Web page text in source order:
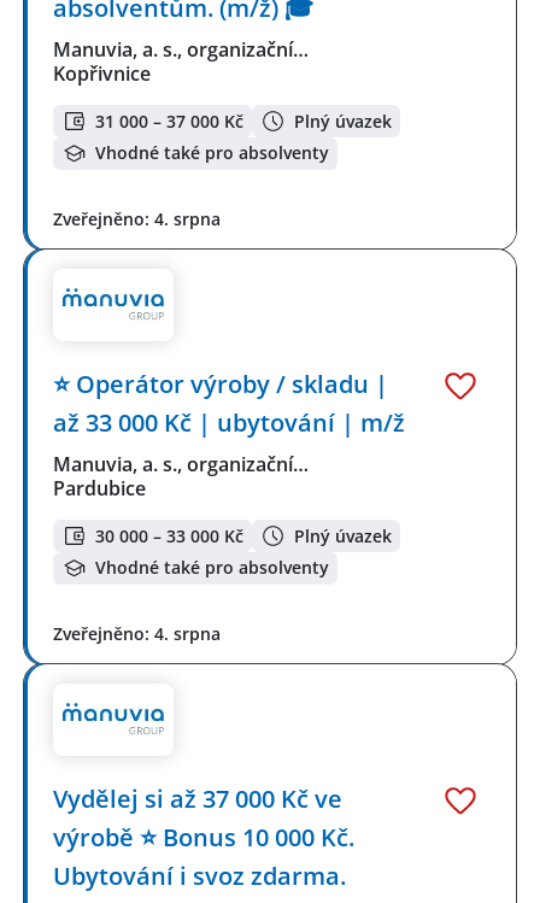
absolventům. (m/ž) 🎓
Manuvia, a. s., organizační…
Kopřivnice
31 000 – 37 000 Kč
Plný úvazek
Vhodné také pro absolventy
Zveřejněno: 4. srpna
⭐ Operátor výroby / skladu |
až 33 000 Kč | ubytování | m/ž
Manuvia, a. s., organizační…
Pardubice
30 000 – 33 000 Kč
Plný úvazek
Vhodné také pro absolventy
Zveřejněno: 4. srpna
Vydělej si až 37 000 Kč ve
výrobě ⭐ Bonus 10 000 Kč.
Ubytování i svoz zdarma.